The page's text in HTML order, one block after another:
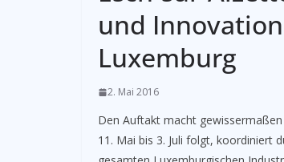
und
Luxemburg
2. Mai 2016
Den Auftakt macht
11. Mai bis 3. Juli folgt, koordiniert